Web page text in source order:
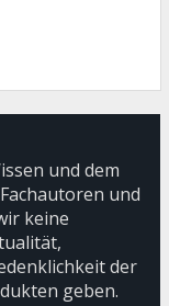
und dem
und
keine
der
geben.